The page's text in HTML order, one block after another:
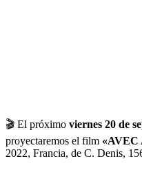
🎬 El próximo viernes 20 de
proyectaremos el film
2022, Francia, de C. Denis,